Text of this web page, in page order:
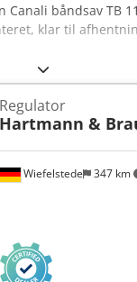
Canali båndsav TB
klar til
Wiefelstede 347 km
Regulator
Hartmann &